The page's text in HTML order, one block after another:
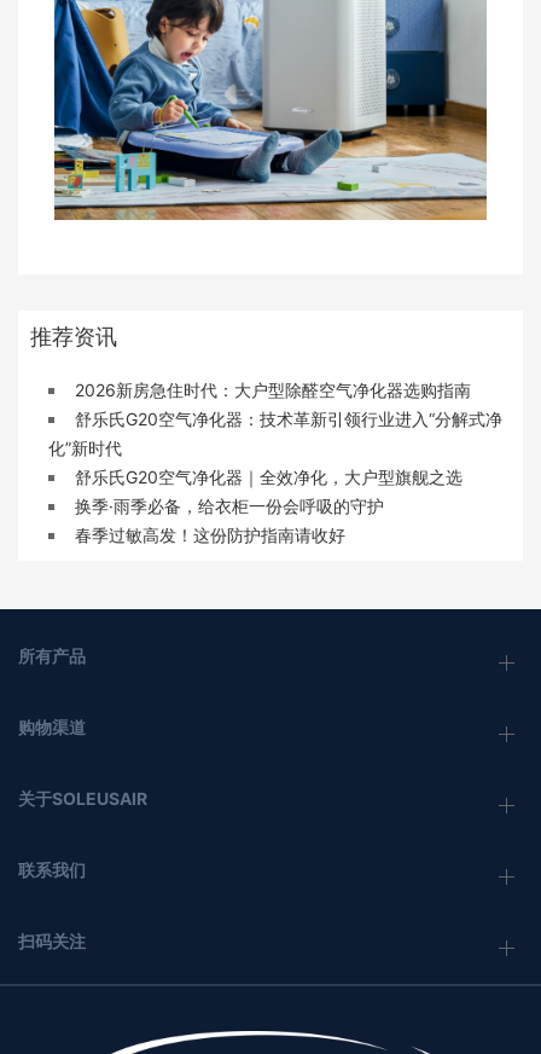
推荐资讯
2026新房急住时代：大户型除醛空气净化器选购指南
舒乐氏G20空气净化器：技术革新引领行业进入“分解式净
化”新时代
舒乐氏G20空气净化器｜全效净化，大户型旗舰之选
换季·雨季必备，给衣柜一份会呼吸的守护
春季过敏高发！这份防护指南请收好
所有产品
购物渠道
关于SOLEUSAIR
联系我们
扫码关注